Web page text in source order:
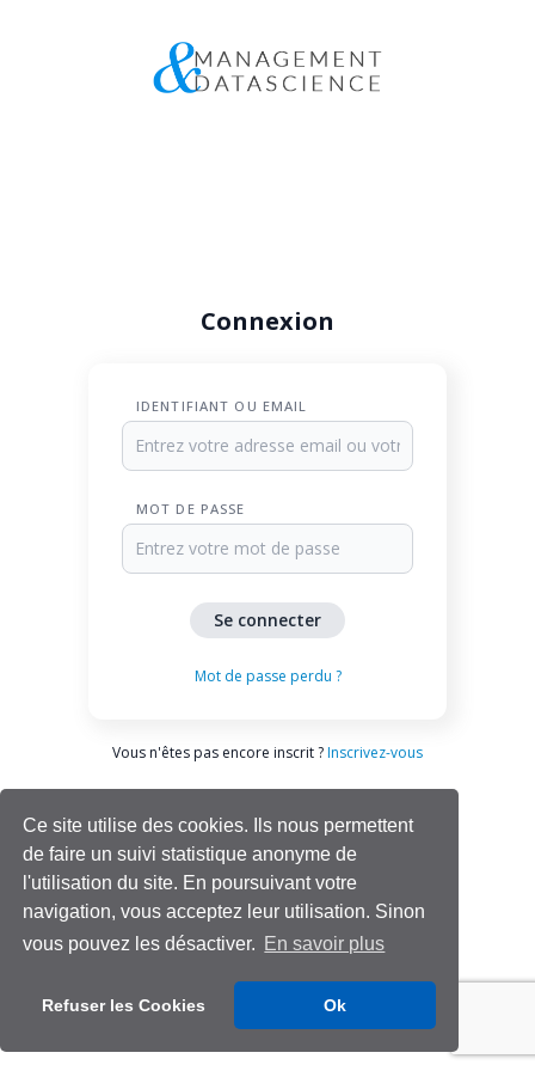
Ce site utilise des cookies. Ils nous permettent
de faire un suivi statistique anonyme de
l'utilisation du site. En poursuivant votre
navigation, vous acceptez leur utilisation. Sinon
vous pouvez les désactiver. En savoir plus
Refuser les Cookies Ok
Connexion
IDENTIFIANT OU EMAIL
MOT DE PASSE
Mot de passe perdu ?
Vous n'êtes pas encore inscrit ? Inscrivez-vous